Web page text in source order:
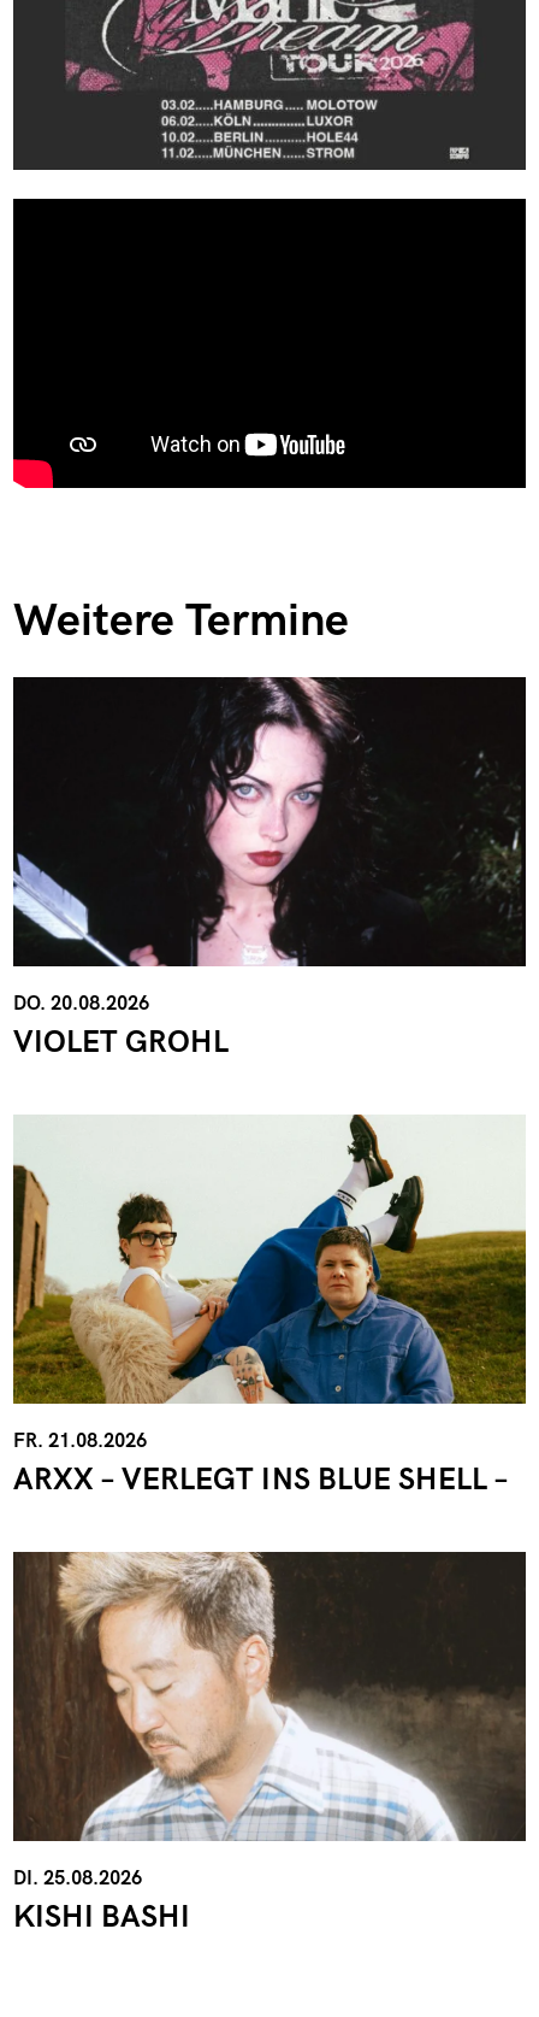
Weitere Termine
DO. 20.08.2026
VIOLET GROHL
FR. 21.08.2026
ARXX – VERLEGT INS BLUE SHELL –
DI. 25.08.2026
KISHI BASHI